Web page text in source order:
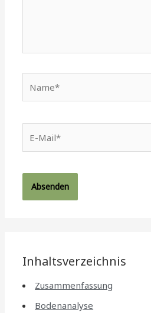
Mail*
Inhaltsverzeichnis
Zusammenfassung
Bodenanalyse